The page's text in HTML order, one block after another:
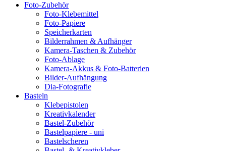
Foto-Zubehör
Foto-Klebemittel
Foto-Papiere
Speicherkarten
Bilderrahmen & Aufhänger
Kamera-Taschen & Zubehör
Foto-Ablage
Kamera-Akkus & Foto-Batterien
Bilder-Aufhängung
Dia-Fotografie
Basteln
Klebepistolen
Kreativkalender
Bastel-Zubehör
Bastelpapiere - uni
Bastelscheren